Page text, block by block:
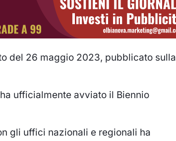
del 26 maggio 2023, pubblicato sulla
ufficialmente avviato il Biennio
gli uffici nazionali e regionali ha